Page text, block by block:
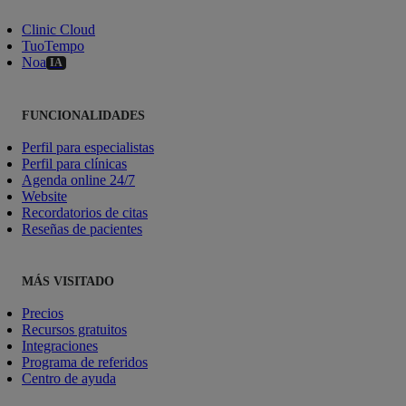
Clinic Cloud
TuoTempo
Noa IA
FUNCIONALIDADES
Perfil para especialistas
Perfil para clínicas
Agenda online 24/7
Website
Recordatorios de citas
Reseñas de pacientes
MÁS VISITADO
Precios
Recursos gratuitos
Integraciones
Programa de referidos
Centro de ayuda